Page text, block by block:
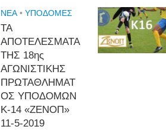
NEA • ΥΠΟΔΟΜΈΣ
ΤΑ
ΑΠΟΤΕΛΕΣΜΑΤΑ
ΤΗΣ 18ης
ΑΓΩΝΙΣΤΙΚΗΣ
ΠΡΩΤΑΘΛΗΜΑΤ
ΟΣ ΥΠΟΔΟΜΩΝ
Κ-14 «ΖΕΝΟΠ»
11-5-2019